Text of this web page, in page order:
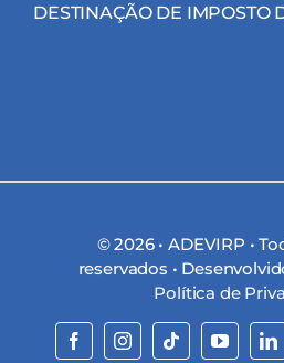
DESTINAÇÃO DE IMPOSTO
© 2026 • ADEVIRP •
reservados •
Política de